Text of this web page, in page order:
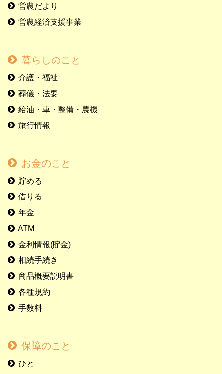
営農だより
営農経済支援事業
暮らしのこと
介護・福祉
葬儀・法要
給油・車・整備・農機
旅行情報
お金のこと
貯める
借りる
年金
ATM
金利情報(貯金)
相続手続き
商品概要説明書
各種規約
手数料
保障のこと
ひと